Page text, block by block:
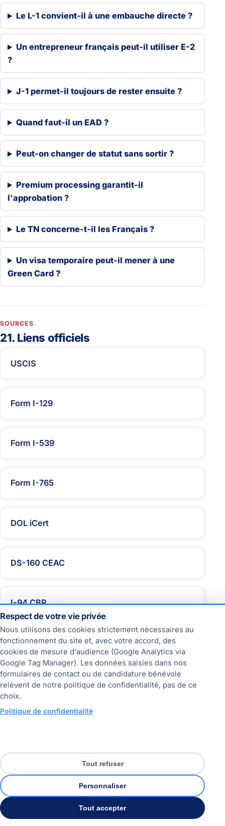
Le L-1 convient-il à une embauche directe ?
Un entrepreneur français peut-il utiliser E-2
?
J-1 permet-il toujours de rester ensuite ?
Quand faut-il un EAD ?
Peut-on changer de statut sans sortir ?
Premium processing garantit-il
l'approbation ?
Le TN concerne-t-il les Français ?
Un visa temporaire peut-il mener à une
Green Card ?
SOURCES
21. Liens officiels
USCIS
Form I-129
Form I-539
Form I-765
DOL iCert
DS-160 CEAC
I-94 CBP
Premium processing
INFORMATIONS LÉGALES
Mentions légales et confidentialité
Gérer mes cookies
Respect de votre vie privée
Nous utilisons des cookies strictement nécessaires au
fonctionnement du site et, avec votre accord, des
cookies de mesure d'audience (Google Analytics via
Google Tag Manager). Les données saisies dans nos
formulaires de contact ou de candidature bénévole
relèvent de notre politique de confidentialité, pas de ce
choix.
Politique de confidentialité
Tout refuser
Personnaliser
Tout accepter